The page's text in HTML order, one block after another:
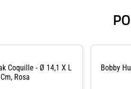
Coquille - Ø 14,1 X L
Rosa
Bobby